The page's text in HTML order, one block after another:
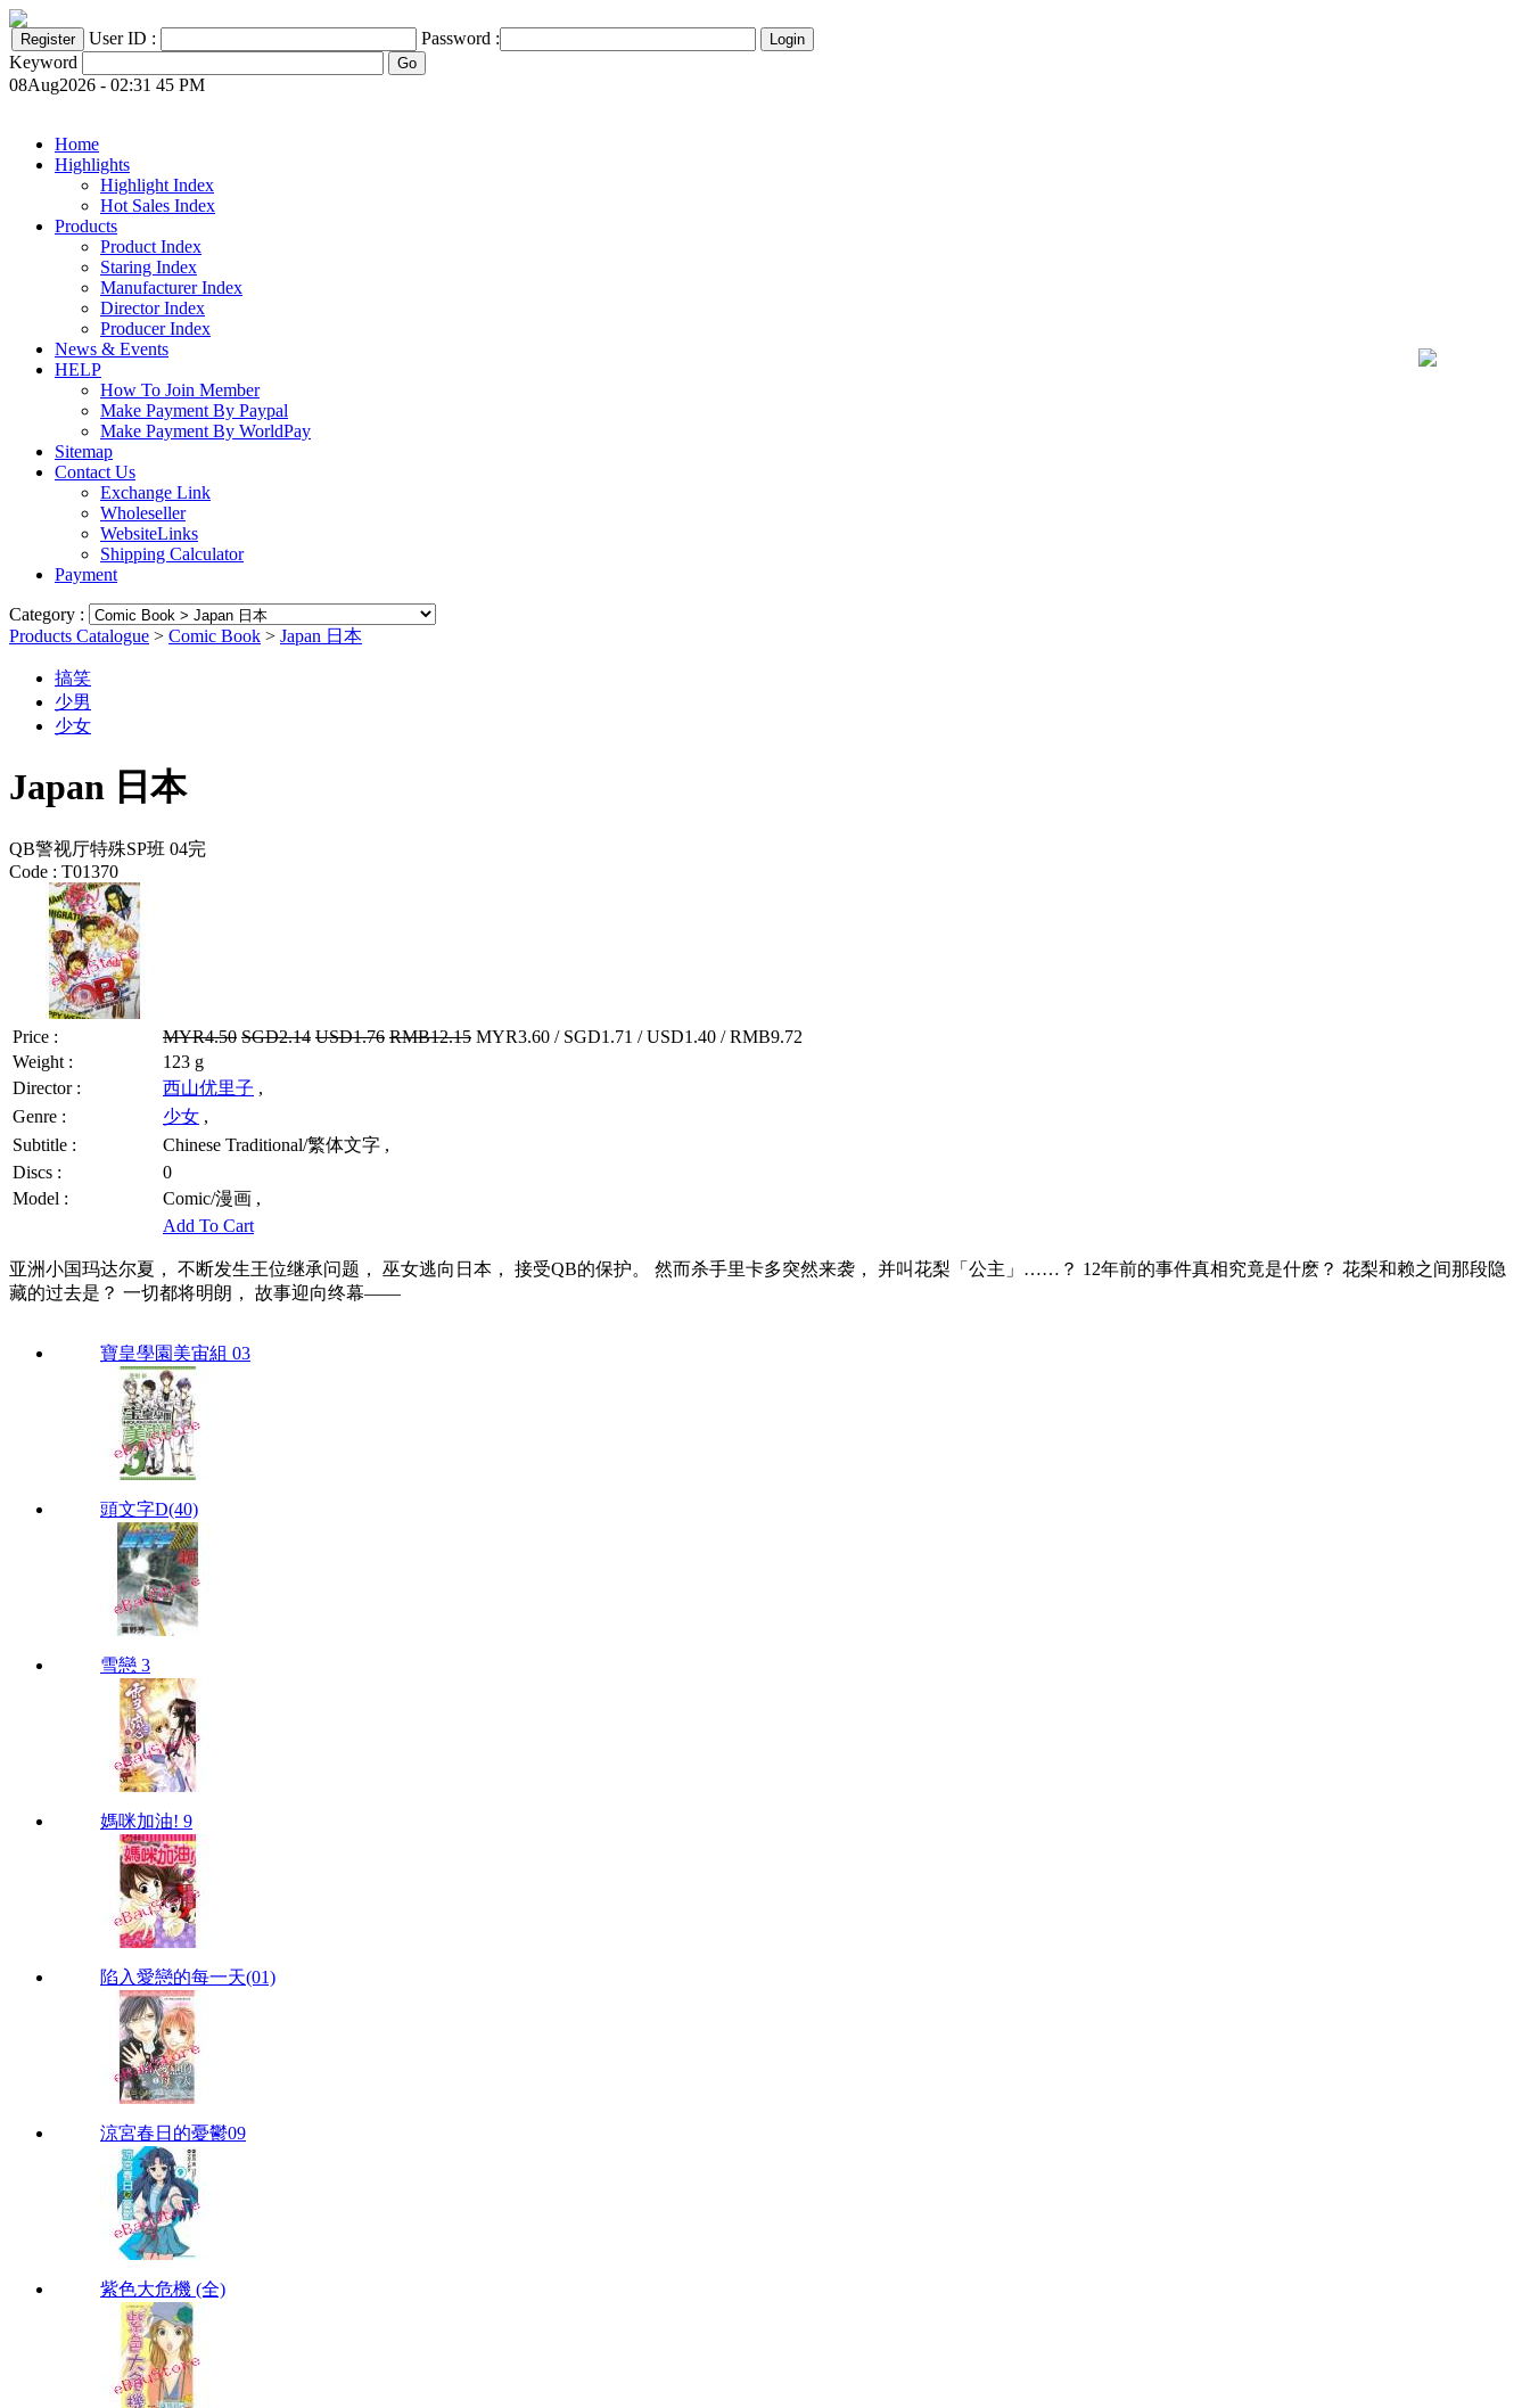
User ID :
Password :
Keyword
08Aug2026 - 02:31 45 PM
Home
Highlights
Highlight Index
Hot Sales Index
Products
Product Index
Staring Index
Manufacturer Index
Director Index
Producer Index
News & Events
HELP
How To Join Member
Make Payment By Paypal
Make Payment By WorldPay
Sitemap
Contact Us
Exchange Link
Wholeseller
WebsiteLinks
Shipping Calculator
Payment
Category :
Products Catalogue > Comic Book > Japan 日本
搞笑
少男
少女
Japan 日本
QB警视厅特殊SP班 04完
Code : T01370
Price : MYR4.50 SGD2.14 USD1.76 RMB12.15 MYR3.60 / SGD1.71 / USD1.40 / RMB9.72
Weight :
123 g
Director :
西山优里子 ,
Genre :
少女 ,
Subtitle :
Chinese Traditional/繁体文字 ,
Discs :
0
Model :
Comic/漫画 ,
Add To Cart
亚洲小国玛达尔夏， 不断发生王位继承问题， 巫女逃向日本， 接受QB的保护。 然而杀手里卡多突然来袭， 并叫花梨「公主」……？ 12年前的事件真相究竟是什麽？ 花梨和赖之间那段隐
藏的过去是？ 一切都将明朗， 故事迎向终幕——
寶皇學園美宙組 03
頭文字D(40)
雪戀 3
媽咪加油! 9
陷入愛戀的每一天(01)
涼宮春日的憂鬱09
紫色大危機 (全)